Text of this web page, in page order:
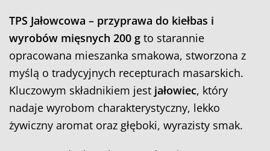
TPS Jałowcowa – przyprawa do kiełbas i
wyrobów mięsnych 200 g to starannie
opracowana mieszanka smakowa, stworzona z
myślą o tradycyjnych recepturach masarskich.
Kluczowym składnikiem jest jałowiec, który
nadaje wyrobom charakterystyczny, lekko
żywiczny aromat oraz głęboki, wyrazisty smak.